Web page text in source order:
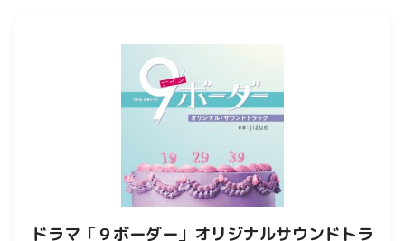
ドラマ「９ボーダー」オリジナルサウンドトラ